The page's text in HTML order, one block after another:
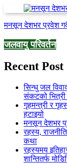
मनसून देशभर प्रवेश
जलवायु परिवर्तन
Recent Post
सिन्धु जल
संकटको
गृहमन्त्री र
हटाइयो
मनसून देशभर
रहस्य,
कथा
रहस्यमय
शान्तितर्फ